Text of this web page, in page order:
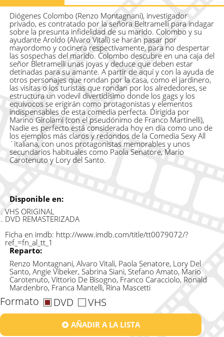
Diógenes Colombo (Renzo Montagnani), investigador
privado, es contratado por la señora Beltramelli para indagar
sobre la presunta infidelidad de su marido. Colombo y su
ayudante Aroldo (Alvaro Vitali) se harán pasar por
mayordomo y cocinera respectivamente, para no despertar
las sospechas del marido. Colombo descubre en una caja del
señor Bletramelli unas joyas y deduce que deben estar
detinadas para su amante. A partir de aquí y con la ayuda de
otros personajes que rondan por la casa, como el jardinero,
las visitas o los turistas que rondan por los alrededores, se
estructura un vodevil divertidísimo donde los gags y los
equívocos se erigirán como protagonistas y elementos
indispensables de esta comedia perfecta. Dirigida por
Marino Girolami (con el pseudónimo de Franco Martinelli),
Nadie es perfecto está considerada hoy en día como uno de
los ejemplos más claros y redondos de la Comedia Sexy All
´Italiana, con unos protagonistas memorables y unos
secundarios habituales como Paola Senatore, Mario
Carotenuto y Lory del Santo.
Disponible en:
VHS ORIGINAL
DVD REMASTERIZADA
Ficha en imdb: http://www.imdb.com/title/tt0079072/?
ref_=fn_al_tt_1
Reparto:
Renzo Montagnani, Alvaro Vitali, Paola Senatore, Lory Del
Santo, Angie Vibeker, Sabrina Siani, Stefano Amato, Mario
Carotenuto, Vittorio De Bisogno, Franco Caracciolo, Ronald
Mardenbro, Franca Mantelli, Rina Mascetti
Formato DVD VHS
AÑADIR A LA LISTA